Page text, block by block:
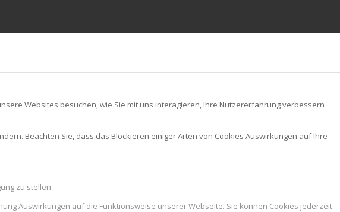
Websites besuchen, wie Sie mit uns interagieren, Ihre Nutzererfahrung verbessern
Beachten Sie, dass das Blockieren einiger Arten von Cookies Auswirkungen auf Ihre
zu stellen.
Auswirkungen auf die Funktionsweise unserer Webseite. Sie können Cookies jederzeit